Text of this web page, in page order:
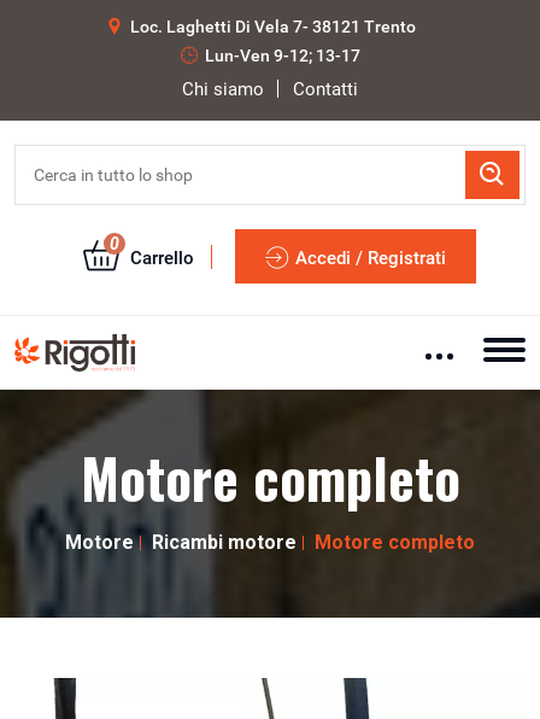
Loc. Laghetti Di Vela 7- 38121 Trento
Lun-Ven 9-12; 13-17
Chi siamo Contatti
0
Carrello Accedi / Registrati
Motore completo
Motore Ricambi motore Motore completo